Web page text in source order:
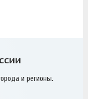
и регионы.